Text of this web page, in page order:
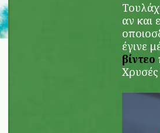
αν και
έγινε
βίντεο
Χρυσές